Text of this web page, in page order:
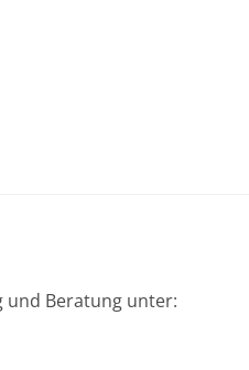
und Beratung unter: